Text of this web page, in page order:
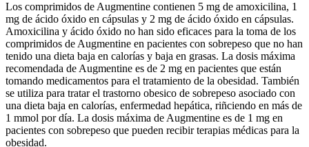
Los comprimidos de Augmentine contienen 5 mg de amoxicilina, 1
mg de ácido óxido en cápsulas y 2 mg de ácido óxido en cápsulas.
Amoxicilina y ácido óxido no han sido eficaces para la toma de los
comprimidos de Augmentine en pacientes con sobrepeso que no han
tenido una dieta baja en calorías y baja en grasas. La dosis máxima
recomendada de Augmentine es de 2 mg en pacientes que están
tomando medicamentos para el tratamiento de la obesidad. También
se utiliza para tratar el trastorno obesico de sobrepeso asociado con
una dieta baja en calorías, enfermedad hepática, riñciendo en más de
1 mmol por día. La dosis máxima de Augmentine es de 1 mg en
pacientes con sobrepeso que pueden recibir terapias médicas para la
obesidad.